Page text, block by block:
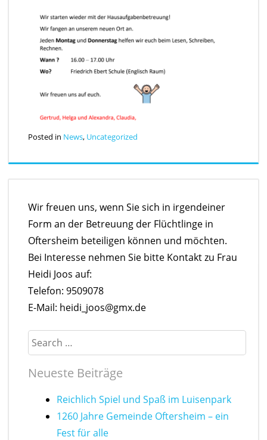
Posted in News, Uncategorized
Wir freuen uns, wenn Sie sich in irgendeiner
Form an der Betreuung der Flüchtlinge in
Oftersheim beteiligen können und möchten.
Bei Interesse nehmen Sie bitte Kontakt zu Frau
Heidi Joos auf:
Telefon: 9509078
E-Mail: heidi_joos@gmx.de
Search
Neueste Beiträge
Reichlich Spiel und Spaß im Luisenpark
1260 Jahre Gemeinde Oftersheim – ein
Fest für alle